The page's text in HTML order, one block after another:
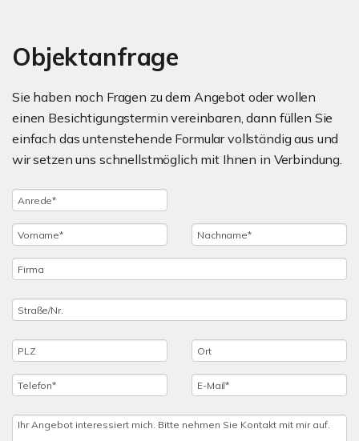
Objektanfrage
Sie haben noch Fragen zu dem Angebot oder wollen
einen Besichtigungstermin vereinbaren, dann füllen Sie
einfach das untenstehende Formular vollständig aus und
wir setzen uns schnellstmöglich mit Ihnen in Verbindung.